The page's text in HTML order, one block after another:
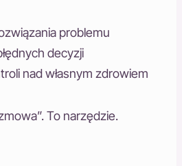
problemu
decyzji
nad własnym zdrowiem
To narzędzie.